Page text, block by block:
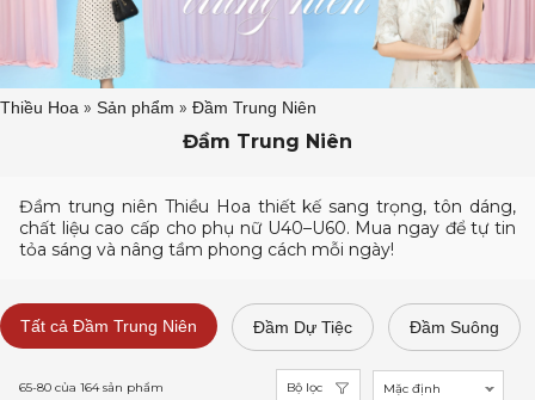
Thiều Hoa » Sản phẩm » Đầm Trung Niên
Đầm Trung Niên
Đầm trung niên Thiều Hoa thiết kế sang trọng, tôn dáng,
chất liệu cao cấp cho phụ nữ U40–U60. Mua ngay để tự tin
tỏa sáng và nâng tầm phong cách mỗi ngày!
Tất cả Đầm Trung Niên Đầm Dự Tiệc Đầm Suông
65-80 của 164sản phẩm Bộ lọc Mặc định